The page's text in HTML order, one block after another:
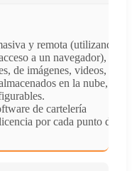
y remota (utilizando
a un navegador), la
de imágenes, videos,
en la nube,
de cartelería
por cada punto de